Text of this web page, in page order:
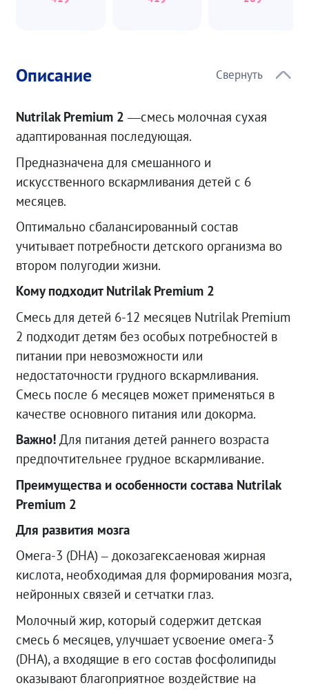
Описание
Nutrilak Premium 2—смесь молочная сухая
адаптированная последующая.
Предназначена для смешанного и
искусственного вскармливания детей с 6
месяцев.
Оптимально сбалансированный состав
учитывает потребности детского организма во
втором полугодии жизни.
Кому подходит Nutrilak Premium 2
Смесь для детей 6-12 месяцев Nutrilak Premium
2 подходит детям без особых потребностей в
питании при невозможности или
недостаточности грудного вскармливания.
Смесь после 6 месяцев может применяться в
качестве основного питания или докорма.
Важно! Для питания детей раннего возраста
предпочтительнее грудное вскармливание.
Преимущества и особенности состава Nutrilak
Premium 2
Для развития мозга
Омега-3 (DHA) – докозагексаеновая жирная
кислота, необходимая для формирования мозга,
нейронных связей и сетчатки глаз.
Молочный жир, который содержит детская
смесь 6 месяцев, улучшает усвоение омега-3
(DHA), а входящие в его состав фосфолипиды
оказывают благоприятное воздействие на